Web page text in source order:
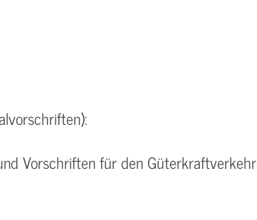
Vorschriften für den Güterkraftverkehr